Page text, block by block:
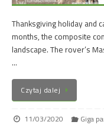
Thanksgiving holiday and
months, the composite
landscape. The rover’s
…
Czytaj dalej
11/03/2020 Giga